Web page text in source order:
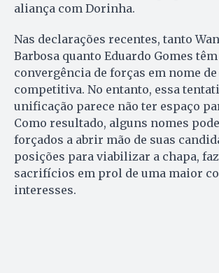
aliança com Dorinha.
Nas declarações recentes, tanto
Barbosa quanto Eduardo Gomes
convergência de forças em nome
competitiva. No entanto, essa
unificação parece não ter espaço
Como resultado, alguns nomes
forçados a abrir mão de suas
posições para viabilizar a chapa,
sacrifícios em prol de uma maior
interesses.